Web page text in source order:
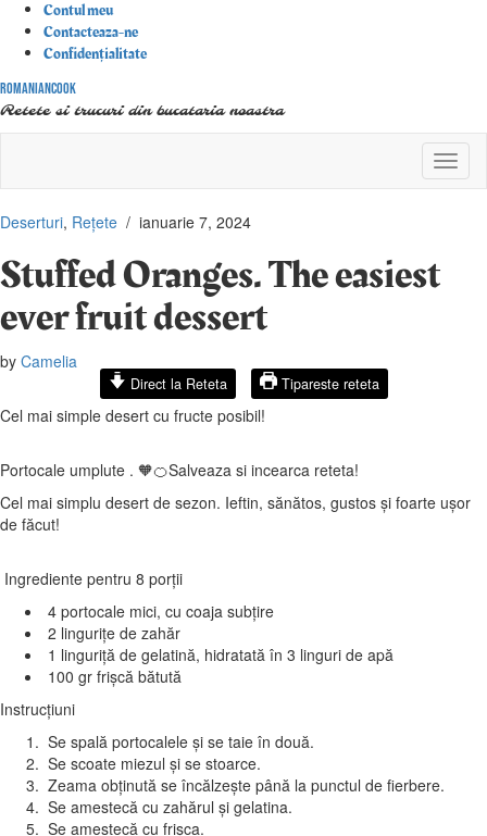
Contul meu
Contacteaza-ne
Confidențialitate
RomanianCook
Retete si trucuri din bucataria noastra
Deserturi, Rețete / ianuarie 7, 2024
Stuffed Oranges. The easiest
ever fruit dessert
by Camelia
Direct la Reteta Tipareste reteta
Cel mai simple desert cu fructe posibil!
Portocale umplute . 🧡🍊Salveaza si incearca reteta!
Cel mai simplu desert de sezon. Ieftin, sănătos, gustos și foarte ușor
de făcut!
Ingrediente pentru 8 porții
4 portocale mici, cu coaja subțire
2 lingurițe de zahăr
1 linguriță de gelatină, hidratată în 3 linguri de apă
100 gr frișcă bătută
Instrucțiuni
Se spală portocalele și se taie în două.
Se scoate miezul și se stoarce.
Zeama obținută se încălzește până la punctul de fierbere.
Se amestecă cu zahărul și gelatina.
Se amestecă cu frișca.